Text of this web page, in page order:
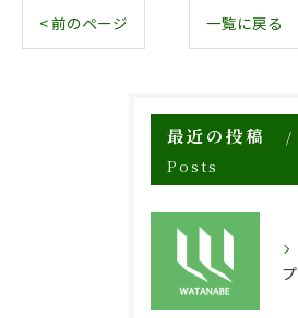
< 前のページ 一覧に戻る
最近の投稿
Posts